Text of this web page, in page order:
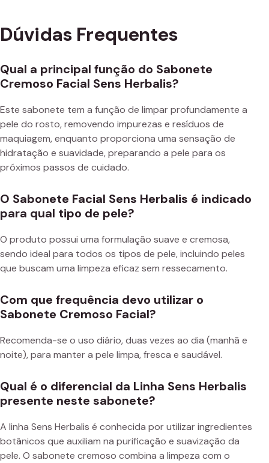
Dúvidas Frequentes
Qual a principal função do Sabonete
Cremoso Facial Sens Herbalis?
Este sabonete tem a função de limpar profundamente a
pele do rosto, removendo impurezas e resíduos de
maquiagem, enquanto proporciona uma sensação de
hidratação e suavidade, preparando a pele para os
próximos passos de cuidado.
O Sabonete Facial Sens Herbalis é indicado
para qual tipo de pele?
O produto possui uma formulação suave e cremosa,
sendo ideal para todos os tipos de pele, incluindo peles
que buscam uma limpeza eficaz sem ressecamento.
Com que frequência devo utilizar o
Sabonete Cremoso Facial?
Recomenda-se o uso diário, duas vezes ao dia (manhã e
noite), para manter a pele limpa, fresca e saudável.
Qual é o diferencial da Linha Sens Herbalis
presente neste sabonete?
A linha Sens Herbalis é conhecida por utilizar ingredientes
botânicos que auxiliam na purificação e suavização da
pele. O sabonete cremoso combina a limpeza com o